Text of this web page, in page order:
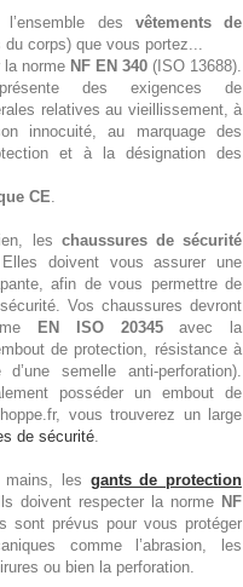
l’ensemble des vêtements de
corps) que vous portez...
la norme NF EN 340 (ISO 13688).
des exigences de
relatives au vieillissement, à
innocuité, au marquage des
et à la désignation des
CE
les chaussures de sécurité
doivent vous assurer une
afin de vous permettre de
Vos chaussures devront
EN ISO 20345avec la
de protection, résistance à
d’une semelle anti-perforation).
posséder un embout de
vous trouverez un large
de sécurité
mains, les gants de protection
doivent respecter la norme NF
sont prévus pour vous protéger
comme l’abrasion, les
ou bien la perforation.